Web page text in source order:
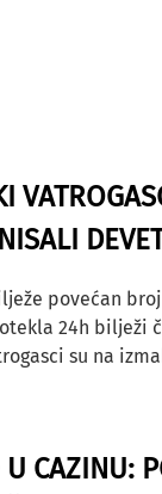
povećan
24h bilježi
su na
CAZINU: